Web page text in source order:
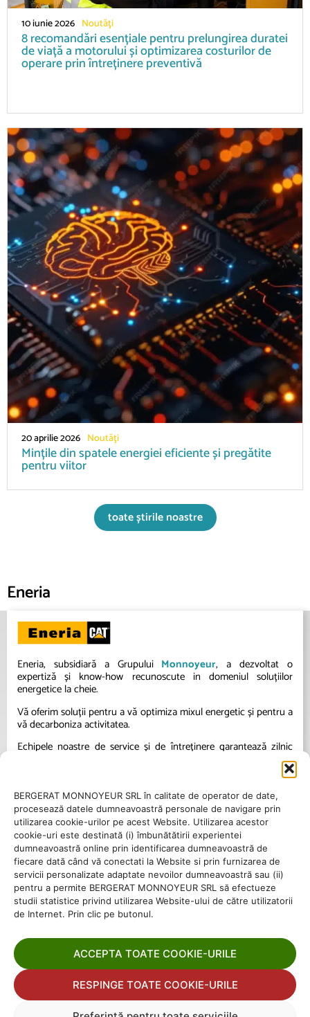
BERGERAT MONNOYEUR SRL în calitate de operator de date,
procesează datele dumneavoastră personale de navigare prin
utilizarea cookie-urilor pe acest Website. Utilizarea acestor
cookie-uri este destinată (i) îmbunătătirii experientei
dumneavoastră online prin identificarea dumneavoastră de
fiecare dată când vă conectati la Website si prin furnizarea de
servicii personalizate adaptate nevoilor dumneavoastră sau (ii)
pentru a permite BERGERAT MONNOYEUR SRL să efectueze
studii statistice privind utilizarea Website-ului de către utilizatorii
de Internet. Prin clic pe butonul.
ACCEPTA TOATE COOKIE-URILE
RESPINGE TOATE COOKIE-URILE
10 iunie 2026 Noutăţi
8 recomandări esențiale pentru prelungirea duratei
de viață a motorului și optimizarea costurilor de
operare prin întreținere preventivă
20 aprilie 2026 Noutăţi
Mințile din spatele energiei eficiente și pregătite
pentru viitor
toate știrile noastre
Eneria
Eneria, subsidiară a Grupului Monnoyeur, a dezvoltat o
expertiză și know-how recunoscute in domeniul soluțiilor
energetice la cheie.
Vă oferim soluții pentru a vă optimiza mixul energetic și pentru a
vă decarboniza activitatea.
Echipele noastre de service și de întreținere garantează zilnic
+40747185657
office@eneria.ro